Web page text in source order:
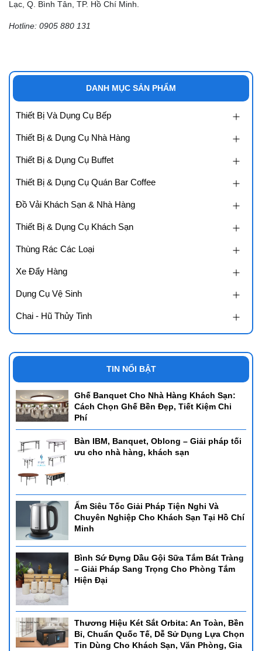
Lạc, Q. Bình Tân, TP. Hồ Chí Minh.
Hotline: 0905 880 131
DANH MỤC SẢN PHẨM
Thiết Bị Và Dụng Cụ Bếp
Thiết Bị & Dụng Cụ Nhà Hàng
Thiết Bị & Dụng Cụ Buffet
Thiết Bị & Dụng Cụ Quán Bar Coffee
Đồ Vải Khách Sạn & Nhà Hàng
Thiết Bị & Dụng Cụ Khách Sạn
Thùng Rác Các Loại
Xe Đẩy Hàng
Dụng Cụ Vệ Sinh
Chai - Hũ Thủy Tinh
TIN NỔI BẬT
Ghế Banquet Cho Nhà Hàng Khách Sạn:
Cách Chọn Ghế Bền Đẹp, Tiết Kiệm Chi
Phí
Bàn IBM, Banquet, Oblong – Giải pháp tối
ưu cho nhà hàng, khách sạn
Ấm Siêu Tốc Giải Pháp Tiện Nghi Và
Chuyên Nghiệp Cho Khách Sạn Tại Hồ Chí
Minh
Bình Sứ Đựng Dầu Gội Sữa Tắm Bát Tràng
– Giải Pháp Sang Trọng Cho Phòng Tắm
Hiện Đại
Thương Hiệu Két Sắt Orbita: An Toàn, Bền
Bỉ, Chuẩn Quốc Tế, Dễ Sử Dụng Lựa Chọn
Tin Dùng Cho Khách Sạn, Văn Phòng, Gia